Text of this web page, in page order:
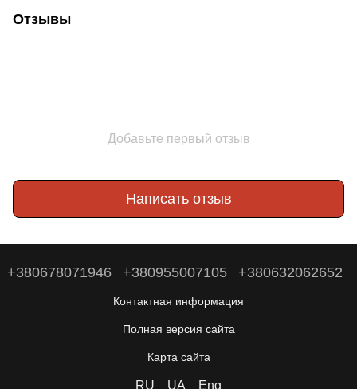
Отзывы
Добавьте первый отзыв
Написать отзыв
+380678071946 +380955007105 +380632062652
Контактная информация
Полная версия сайта
Карта сайта
RU UA Eng